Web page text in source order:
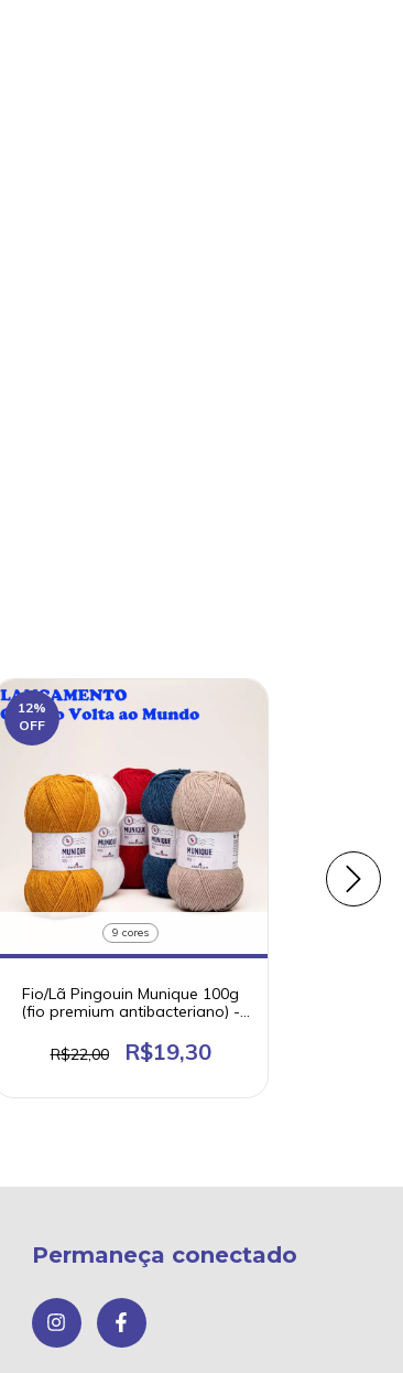
12%
OFF
9 cores
Fio/Lã Pingouin Munique 100g
(fio premium antibacteriano) -
R$22,00
R$19,30
Permaneça conectado